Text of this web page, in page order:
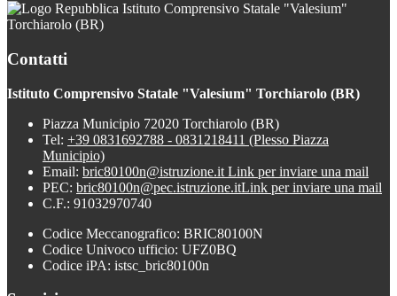
Istituto Comprensivo Statale "Valesium"
Torchiarolo (BR)
Contatti
Istituto Comprensivo Statale "Valesium" Torchiarolo (BR)
Piazza Municipio 72020 Torchiarolo (BR)
Tel: +39 0831692788 - 0831218411 (Plesso Piazza
Municipio)
Email: bric80100n@istruzione.it Link per inviare una mail
PEC: bric80100n@pec.istruzione.itLink per inviare una mail
C.F.: 91032970740
Codice Meccanografico: BRIC80100N
Codice Univoco ufficio: UFZ0BQ
Codice iPA: istsc_bric80100n